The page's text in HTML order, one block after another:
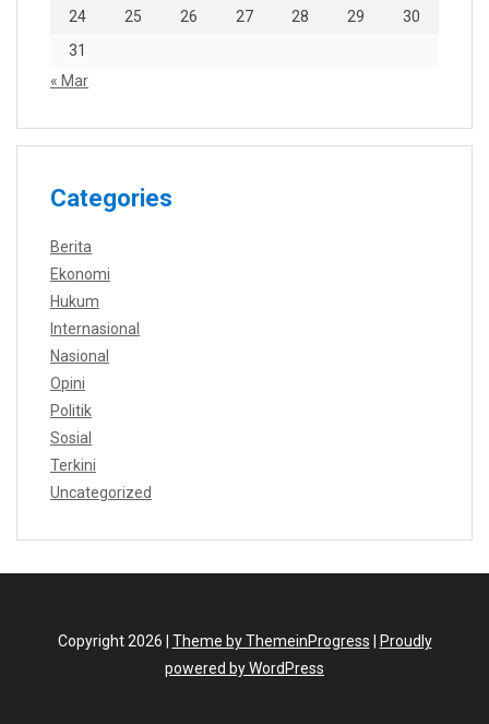
24
25 26 27 28 29
30
31
« Mar
Categories
Berita
Ekonomi
Hukum
Internasional
Nasional
Opini
Politik
Sosial
Terkini
Uncategorized
Copyright 2026 | Theme by ThemeinProgress
Proudly
powered by WordPress